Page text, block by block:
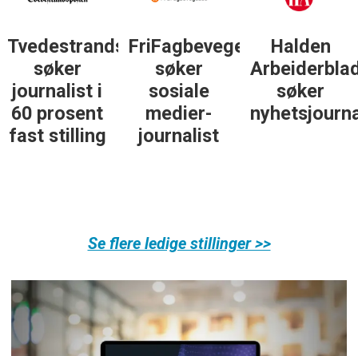
Tvedestrandsposten
søker
journalist i
60 prosent
fast stilling
FriFagbevegelse
søker
sosiale
medier-
journalist
Halden
søker
Se flere ledige stillinger >>